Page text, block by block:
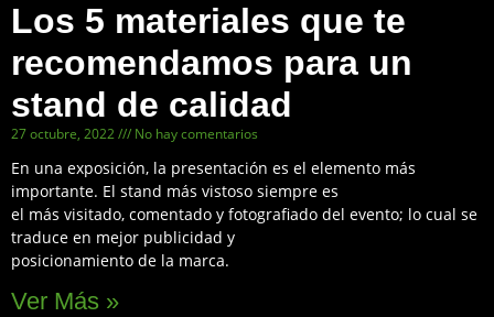
Los 5 materiales que te
recomendamos para un
stand de calidad
27 octubre, 2022 No hay comentarios
En una exposición, la presentación es el elemento más
importante. El stand más vistoso siempre es
el más visitado, comentado y fotografiado del evento; lo cual se
traduce en mejor publicidad y
posicionamiento de la marca.
Ver Más »